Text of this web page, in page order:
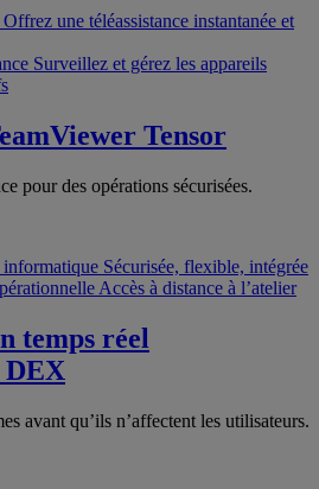
Offrez une téléassistance instantanée et
Surveillez et gérez les appareils
Tensor
pour des opérations sécurisées.
informatique Sécurisée, flexible, intégrée
Accès à distance à l’atelier
temps réel
DEX
avant qu’ils n’affectent les utilisateurs.